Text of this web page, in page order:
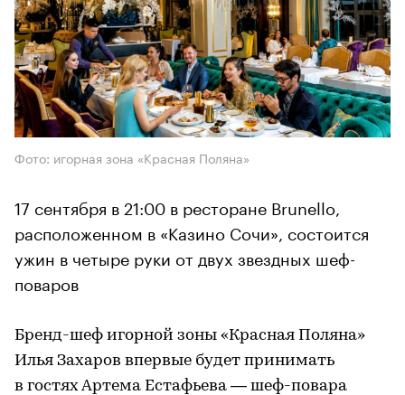
Фото: игорная зона «Красная Поляна»
17 сентября в 21:00 в ресторане Brunello,
расположенном в «Казино Сочи», состоится
ужин в четыре руки от двух звездных шеф-
поваров
Бренд-шеф игорной зоны «Красная Поляна»
Илья Захаров впервые будет принимать
в гостях Артема Естафьева — шеф-повара